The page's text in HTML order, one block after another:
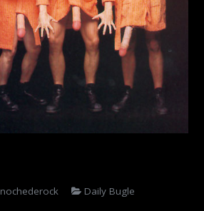
nochederock Daily Bugle